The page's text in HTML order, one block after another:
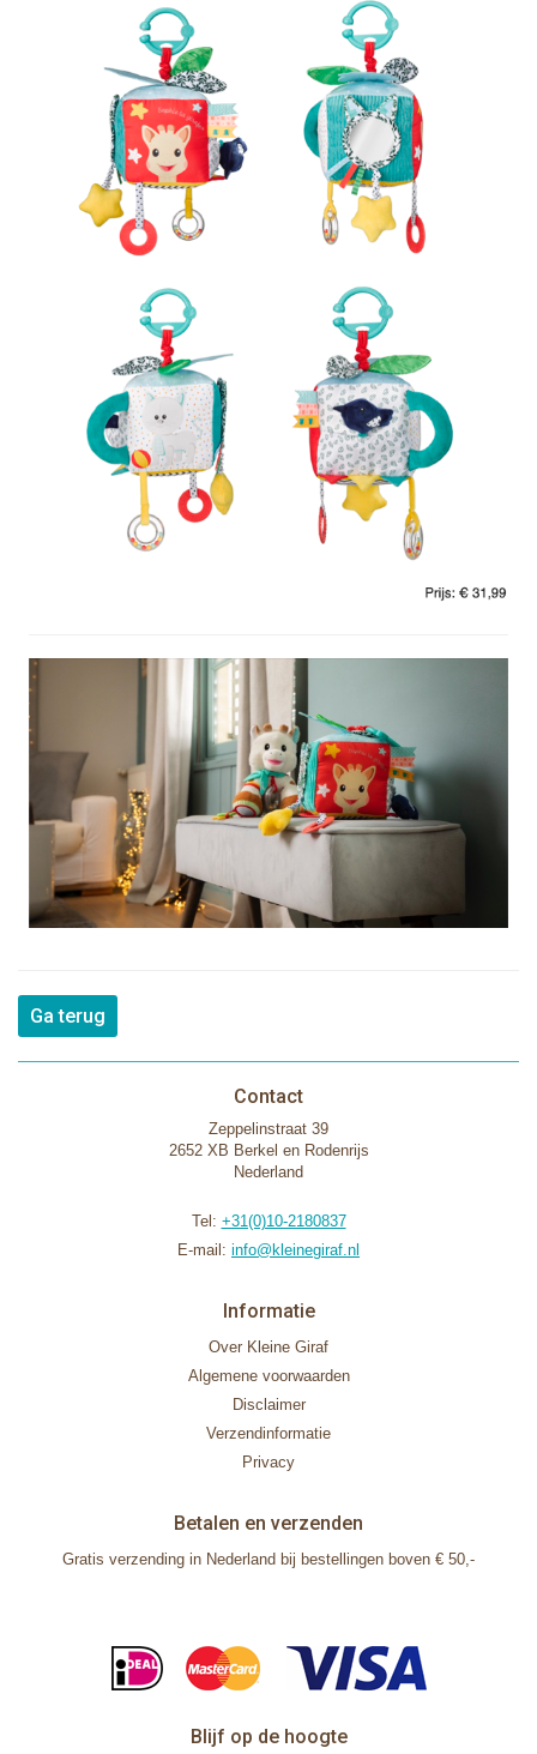
Ga terug
Contact
Zeppelinstraat 39
2652 XB Berkel en Rodenrijs
Nederland
Tel: +31(0)10-2180837
E-mail: info@kleinegiraf.nl
Informatie
Over Kleine Giraf
Algemene voorwaarden
Disclaimer
Verzendinformatie
Privacy
Betalen en verzenden
Gratis verzending in Nederland bij bestellingen boven € 50,-
Blijf op de hoogte